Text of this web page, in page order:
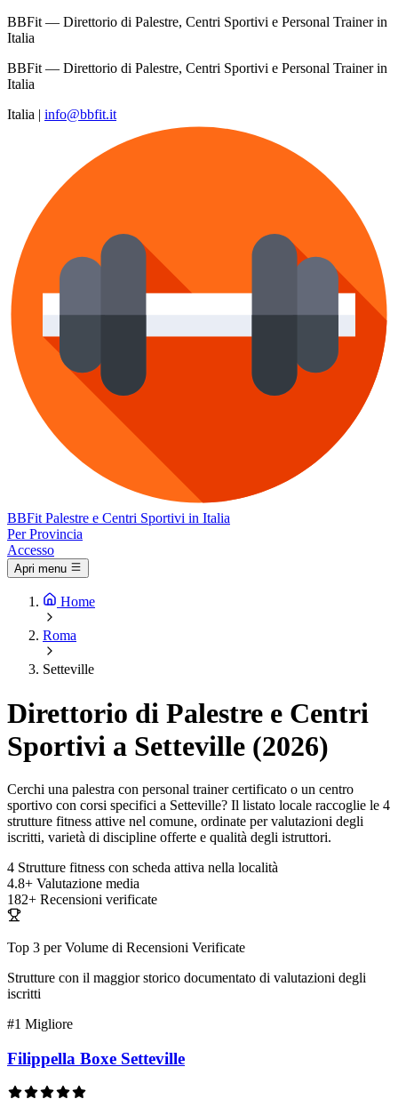
BBFit — Direttorio di Palestre, Centri Sportivi e Personal Trainer in
Italia
BBFit — Direttorio di Palestre, Centri Sportivi e Personal Trainer in
Italia
Italia | info@bbfit.it
BBFit Palestre e Centri Sportivi in Italia
Per Provincia
Accesso
Apri menu
Home
Roma
Setteville
Direttorio di Palestre e Centri
Sportivi a Setteville (2026)
Cerchi una palestra con personal trainer certificato o un centro
sportivo con corsi specifici a Setteville? Il listato locale raccoglie le 4
strutture fitness attive nel comune, ordinate per valutazioni degli
iscritti, varietà di discipline offerte e qualità degli istruttori.
4 Strutture fitness con scheda attiva nella località
4.8+ Valutazione media
182+ Recensioni verificate
Top 3 per Volume di Recensioni Verificate
Strutture con il maggior storico documentato di valutazioni degli
iscritti
#1 Migliore
Filippella Boxe Setteville